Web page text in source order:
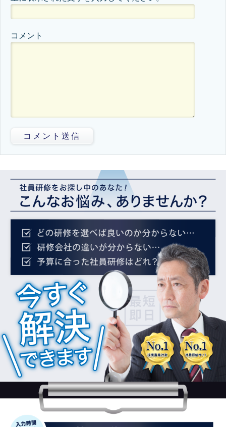
コメント
コメント送信